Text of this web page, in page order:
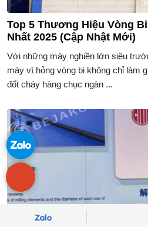
Top 5 Thương Hiệu Vòng
Nhất 2025 (Cập Nhật Mới)
Với những máy nghiền lớn siêu
máy vì hỏng vòng bi không chỉ làm
đốt cháy hàng chục ngàn ...